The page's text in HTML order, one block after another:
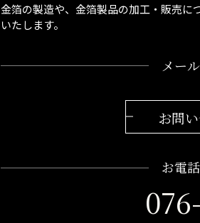
金箔の製造や、金箔製品の加工・販売に
いたします。
メー
お問
お電